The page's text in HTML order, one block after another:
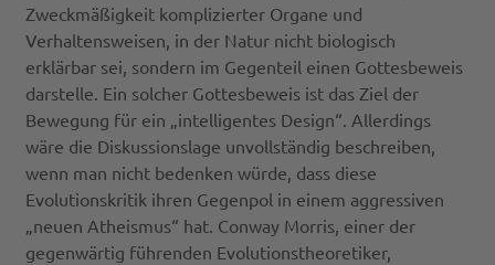
Zweckmäßigkeit komplizierter Organe und
Verhaltensweisen, in der Natur nicht biologisch
erklärbar sei, sondern im Gegenteil einen Gottesbeweis
darstelle. Ein solcher Gottesbeweis ist das Ziel der
Bewegung für ein „intelligentes Design“. Allerdings
wäre die Diskussionslage unvollständig beschreiben,
wenn man nicht bedenken würde, dass diese
Evolutionskritik ihren Gegenpol in einem aggressiven
„neuen Atheismus“ hat. Conway Morris, einer der
gegenwärtig führenden Evolutionstheoretiker,